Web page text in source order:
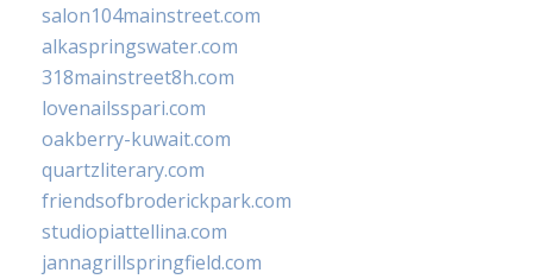
salon104mainstreet.com
alkaspringswater.com
318mainstreet8h.com
lovenailsspari.com
oakberry-kuwait.com
quartzliterary.com
friendsofbroderickpark.com
studiopiattellina.com
jannagrillspringfield.com